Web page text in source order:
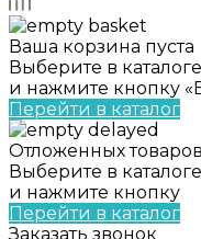
Ваша корзина пуста
Выберите в
и нажмите кнопку
Перейти в каталог
Отложенных
Выберите в
и нажмите кнопку
Перейти в каталог
Заказать звонок